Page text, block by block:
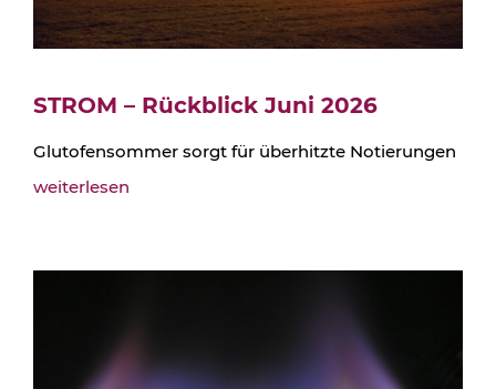
STROM – Rückblick Juni 2026
Glutofensommer sorgt für überhitzte Notierungen
weiterlesen